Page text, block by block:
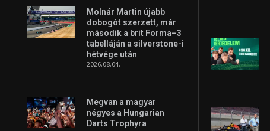
Molnár Martin újabb
dobogót szerzett, már
második a brit Forma–3
tabelláján a silverstone-i
hétvége után
2026.08.04.
Megvan a magyar
négyes a Hungarian
Darts Trophyra